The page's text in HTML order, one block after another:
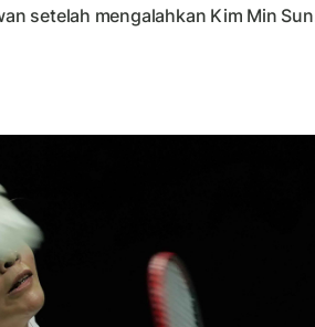
setelah mengalahkan Kim Min